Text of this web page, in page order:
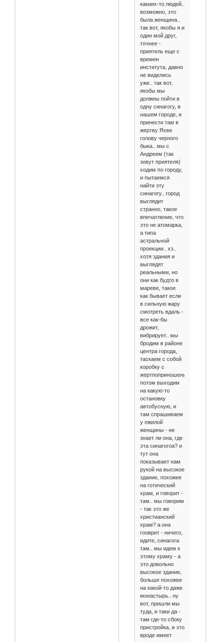
какиих-то людей..
возможно, это
была женщина..
так вот, якобы я и
один мой друг,
точнее -
приятель еще с
времен
института, давно
не виделись
уже.. так вот,
якобы мы
должны пойти в
одну синагогу, в
нашем городе, и
принести там в
жертву Яхве
голову черного
быка.. мы с
Андреем (так
зовут приятеля)
ходим по городу,
и пытаемся
найти эту
синагогу.. город
выглядит
странно, такое
впечатление, что
это не атомарка,
а типа
астральной
проекции.. хз..
хотя здания и
выглядят
реальными, но
они как будто в
мареве, такое
как бывает если
в сильную жару
смотреть вдаль -
все как-бы
дрожит,
вибрирует.. мы
бродим в районе
центра города,
таскаем с собой
коробку с
жертпоприношением..
потом выходим
на какую-то
остановку
автобусную, и
там спрашиваем
у пжилой
женщины - не
знает ли она, где
эта синагогоа? и
тут она
показывает нам
рукой на высокое
здание, похожее
на готический
храм, и говорит -
там.. мы говорим
- так это же
христианский
храм? а она
гооврит - ничего,
идите, синагога
там.. мы идем к
этому храму - а
это довольно
высокое здание,
больше похожее
на какой-то даже
монастырь.. ну
вот, пришли мы
туда, и таки да -
там где-то сбоку
пристройка, и это
вроде имеет